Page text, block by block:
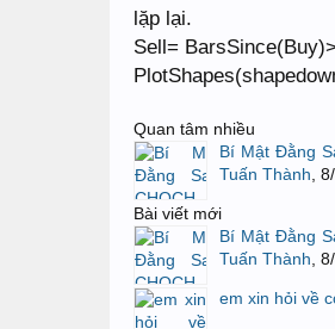
lặp lại.
Sell=
Quan tâm nhiều
Bí Mật Đằng
Tuấn Thành
Bài viết mới
Bí Mật Đằng
Tuấn Thành
em xin hỏi về